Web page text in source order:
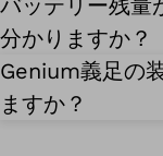
バッテリー残量
分かりますか？
Genium義足の
ますか？